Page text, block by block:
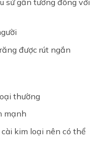
được rút ngắn
thường
mạnh
kim loại nên có thể